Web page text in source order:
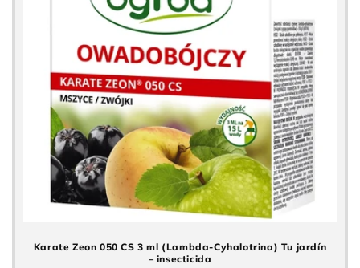
Karate Zeon 050 CS 3 ml (Lambda-Cyhalotrina) Tu jardín
– insecticida